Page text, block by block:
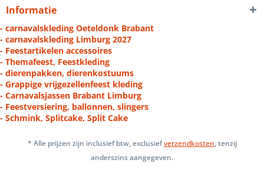
Informatie
- carnavalskleding Oeteldonk Brabant
- carnavalskleding Limburg 2027
- Feestartikelen accessoires
- Themafeest, Feestkleding
- dierenpakken, dierenkostuums
- Grappige vrijgezellenfeest kleding
- Carnavalsjassen Brabant Limburg
- Feestversiering, ballonnen, slingers
- Schmink, Splitcake, Split Cake
* Alle prijzen zijn inclusief btw, exclusiefverzendkosten, tenzij
anderszins aangegeven.